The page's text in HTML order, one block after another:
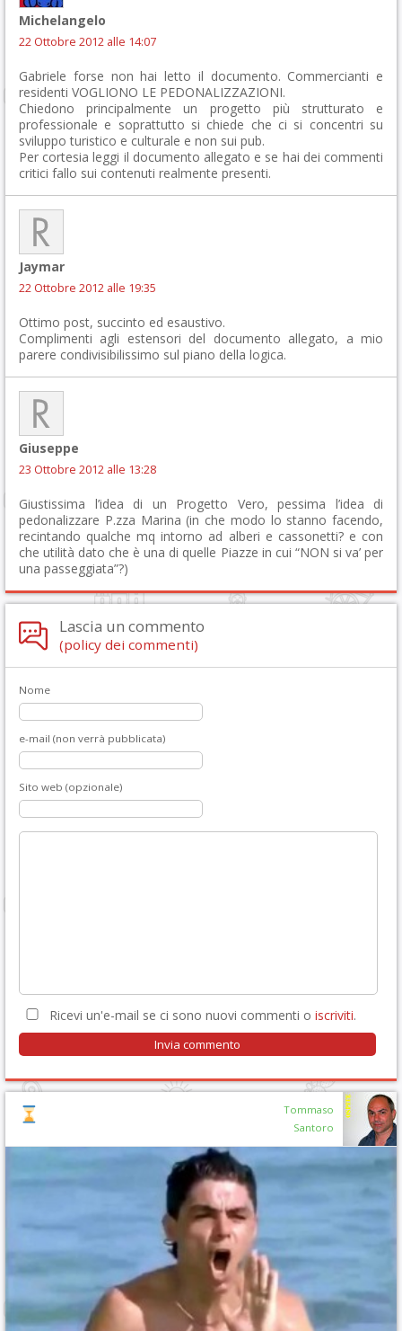
Michelangelo
22 Ottobre 2012 alle 14:07
Gabriele forse non hai letto il documento. Commercianti e
residenti VOGLIONO LE PEDONALIZZAZIONI.
Chiedono principalmente un progetto più strutturato e
professionale e soprattutto si chiede che ci si concentri su
sviluppo turistico e culturale e non sui pub.
Per cortesia leggi il documento allegato e se hai dei commenti
critici fallo sui contenuti realmente presenti.
Jaymar
22 Ottobre 2012 alle 19:35
Ottimo post, succinto ed esaustivo.
Complimenti agli estensori del documento allegato, a mio
parere condivisibilissimo sul piano della logica.
Giuseppe
23 Ottobre 2012 alle 13:28
Giustissima l’idea di un Progetto Vero, pessima l’idea di
pedonalizzare P.zza Marina (in che modo lo stanno facendo,
recintando qualche mq intorno ad alberi e cassonetti? e con
che utilità dato che è una di quelle Piazze in cui “NON si va’ per
una passeggiata”?)
Lascia un commento
(policy dei commenti)
Nome
e-mail (non verrà pubblicata)
Sito web (opzionale)
Ricevi un'e-mail se ci sono nuovi commenti o iscriviti.
Tommaso
Santoro